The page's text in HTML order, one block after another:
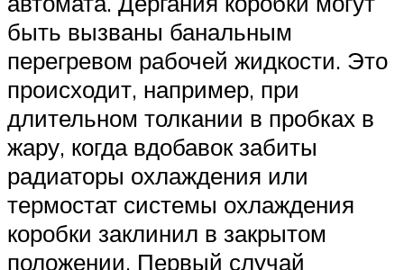
быть вызваны банальным
перегревом рабочей жидкости. Это
происходит, например, при
длительном толкании в пробках в
жару, когда вдобавок забиты
радиаторы охлаждения или
термостат системы охлаждения
коробки заклинил в закрытом
положении. Первый случай